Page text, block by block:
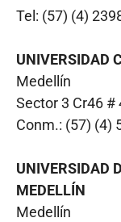
Tel: (57) (4)
UNIVERSIDAD
Medellín
Sector 3 Cr46 #
Conm.: (57) (4)
UNIVERSIDAD
MEDELLÍN
Medellín